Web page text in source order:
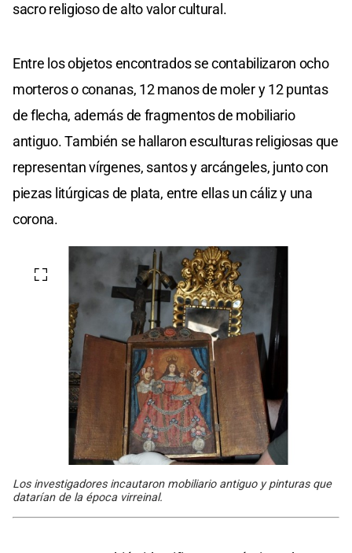
sacro religioso de alto valor cultural.
Entre los objetos encontrados se contabilizaron ocho
morteros o conanas, 12 manos de moler y 12 puntas
de flecha, además de fragmentos de mobiliario
antiguo. También se hallaron esculturas religiosas que
representan vírgenes, santos y arcángeles, junto con
piezas litúrgicas de plata, entre ellas un cáliz y una
corona.
Los investigadores incautaron mobiliario antiguo y pinturas que
datarían de la época virreinal.